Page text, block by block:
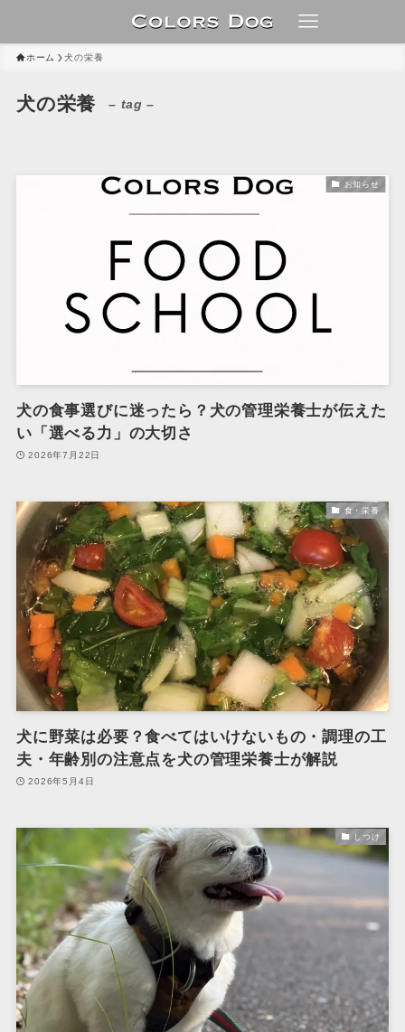
ホーム 犬の栄養
犬の栄養 – tag –
お知らせ
犬の食事選びに迷ったら？犬の管理栄養士が伝えた
い「選べる力」の大切さ
2026年7月22日
食・栄養
犬に野菜は必要？食べてはいけないもの・調理の工
夫・年齢別の注意点を犬の管理栄養士が解説
2026年5月4日
しつけ